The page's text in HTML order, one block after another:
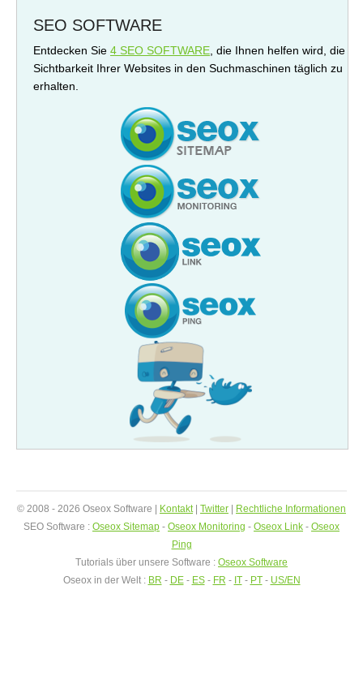
SEO SOFTWARE
Entdecken Sie 4 SEO SOFTWARE , die Ihnen helfen wird, die
Sichtbarkeit Ihrer Websites in den Suchmaschinen täglich zu
erhalten.
© 2008 - 2026 Oseox Software | Kontakt| Twitter
Rechtliche Informationen
SEO Software : Oseox Sitemap - Oseox Monitoring - Oseox Link - Oseox
Ping
Tutorials über unsere Software : Oseox Software
Oseox in der Welt : BR - DE- ES- FR - IT- PT- US/EN